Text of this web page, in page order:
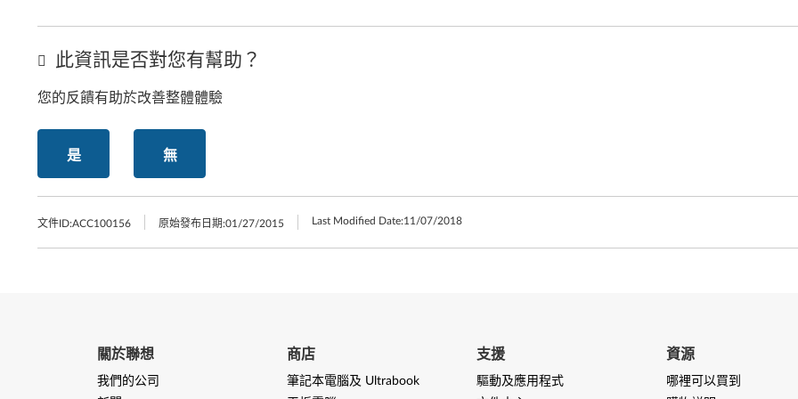
此資訊是否對您有幫助？
您的反饋有助於改善整體體驗
是 無
文件ID:ACC100156 原始發布日期:01/27/2015 Last Modified Date:11/07/2018
關於聯想
我們的公司
商店
筆記本電腦及 Ultrabook
支援
驅動及應用程式
資源
哪裡可以買到